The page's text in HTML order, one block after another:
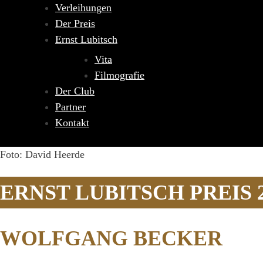
Verleihungen
Der Preis
Ernst Lubitsch
Vita
Filmografie
Der Club
Partner
Kontakt
Foto: David Heerde
ERNST LUBITSCH PREIS
WOLFGANG BECKER